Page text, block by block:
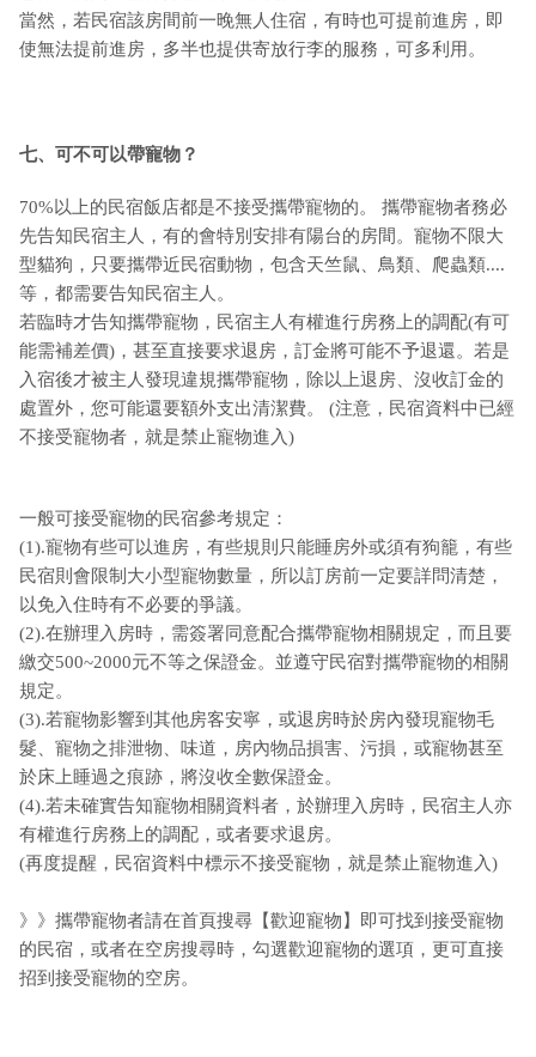
當然，若民宿該房間前一晚無人住宿，有時也可提前進房，即
使無法提前進房，多半也提供寄放行李的服務，可多利用。
七、可不可以帶寵物？
70%以上的民宿飯店都是不接受攜帶寵物的。 攜帶寵物者務必
先告知民宿主人，有的會特別安排有陽台的房間。寵物不限大
型貓狗，只要攜帶近民宿動物，包含天竺鼠、鳥類、爬蟲類....
等，都需要告知民宿主人。
若臨時才告知攜帶寵物，民宿主人有權進行房務上的調配(有可
能需補差價)，甚至直接要求退房，訂金將可能不予退還。若是
入宿後才被主人發現違規攜帶寵物，除以上退房、沒收訂金的
處置外，您可能還要額外支出清潔費。 (注意，民宿資料中已經
不接受寵物者，就是禁止寵物進入)
一般可接受寵物的民宿參考規定：
(1).寵物有些可以進房，有些規則只能睡房外或須有狗籠，有些
民宿則會限制大小型寵物數量，所以訂房前一定要詳問清楚，
以免入住時有不必要的爭議。
(2).在辦理入房時，需簽署同意配合攜帶寵物相關規定，而且要
繳交500~2000元不等之保證金。並遵守民宿對攜帶寵物的相關
規定。
(3).若寵物影響到其他房客安寧，或退房時於房內發現寵物毛
髮、寵物之排泄物、味道，房內物品損害、污損，或寵物甚至
於床上睡過之痕跡，將沒收全數保證金。
(4).若未確實告知寵物相關資料者，於辦理入房時，民宿主人亦
有權進行房務上的調配，或者要求退房。
(再度提醒，民宿資料中標示不接受寵物，就是禁止寵物進入)
》》攜帶寵物者請在首頁搜尋【歡迎寵物】即可找到接受寵物
的民宿，或者在空房搜尋時，勾選歡迎寵物的選項，更可直接
招到接受寵物的空房。